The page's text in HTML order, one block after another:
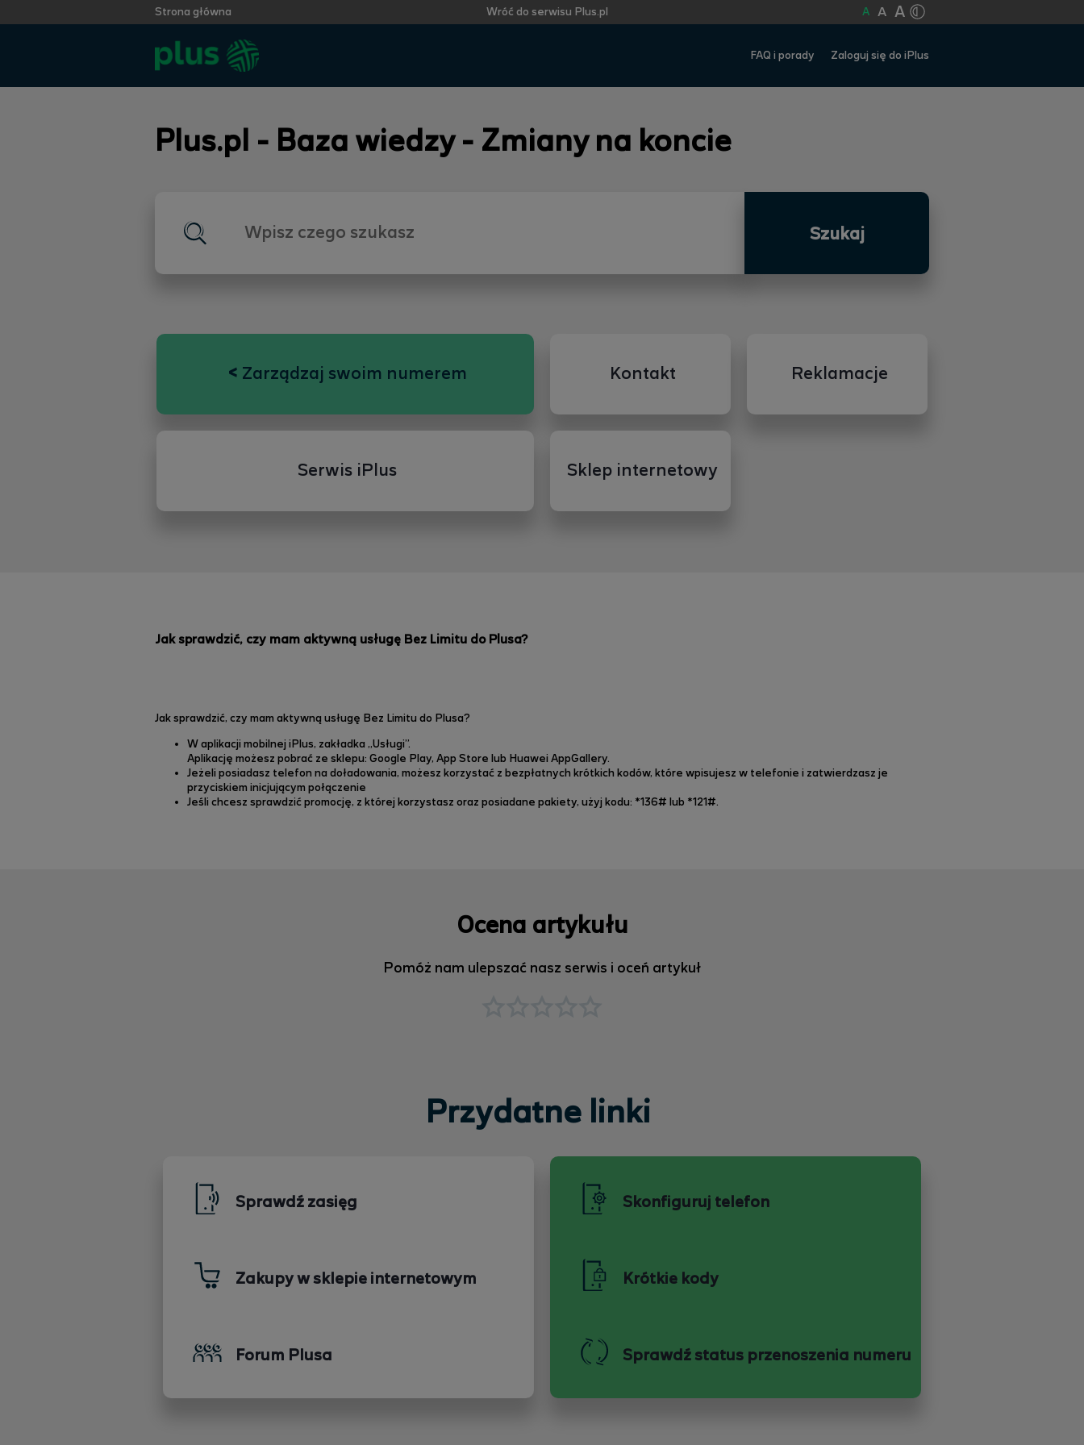
Strona główna Wróć do serwisu Plus.pl A A A
FAQ i porady Zaloguj się do iPlus
Plus.pl - Baza wiedzy - Zmiany na koncie
Szukaj
< Zarządzaj swoim numerem Kontakt Reklamacje
Serwis iPlus Sklep internetowy
Jak sprawdzić, czy mam aktywną usługę Bez Limitu do Plusa?
Jak sprawdzić, czy mam aktywną usługę Bez Limitu do Plusa?
W aplikacji mobilnej iPlus, zakładka „Usługi”.
Aplikację możesz pobrać ze sklepu: Google Play, App Store lub Huawei AppGallery.
Jeżeli posiadasz telefon na doładowania, możesz korzystać z bezpłatnych krótkich kodów, które wpisujesz w telefonie i zatwierdzasz je
przyciskiem inicjującym połączenie
Jeśli chcesz sprawdzić promocję, z której korzystasz oraz posiadane pakiety, użyj kodu: *136# lub *121#.
Ocena artykułu
Pomóż nam ulepszać nasz serwis i oceń artykuł
Przydatne linki
Sprawdź zasięg
Zakupy w sklepie internetowym
Forum Plusa
Skonfiguruj telefon
Krótkie kody
Sprawdź status przenoszenia numeru